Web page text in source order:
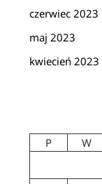
czerwiec 2023
maj 2023
kwiecień 2023
P W